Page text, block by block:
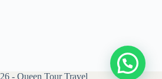
- Queen Tour Travel